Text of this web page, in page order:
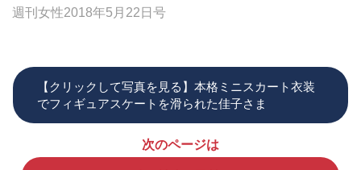
週刊女性2018年5月22日号
【クリックして写真を見る】本格ミニスカート衣装
でフィギュアスケートを滑られた佳子さま
次のページは